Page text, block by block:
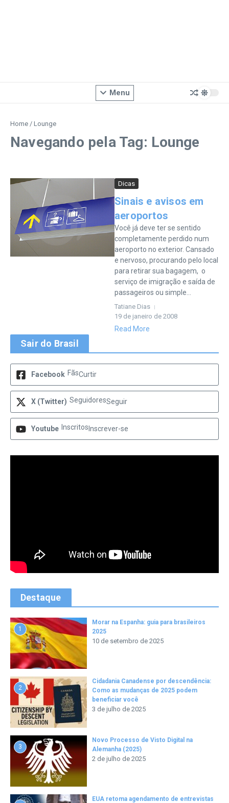
Menu
Home / Lounge
Navegando pela Tag: Lounge
Dicas
Sinais e avisos em
aeroportos
Você já deve ter se sentido
completamente perdido num
aeroporto no exterior. Cansado
e nervoso, procurando pelo local
para retirar sua bagagem, o
serviço de imigração e saída de
passageiros ou simple...
Tatiane Dias
19 de janeiro de 2008
Read More
Sair do Brasil
Facebook FãsCurtir
X (Twitter) SeguidoresSeguir
Youtube Inscritos Inscrever-se
Destaque
1
Morar na Espanha: guia para brasileiros
2025
10 de setembro de 2025
2
Cidadania Canadense por descendência:
Como as mudanças de 2025 podem
beneficiar você
3 de julho de 2025
3
Novo Processo de Visto Digital na
Alemanha (2025)
2 de julho de 2025
EUA retoma agendamento de entrevistas